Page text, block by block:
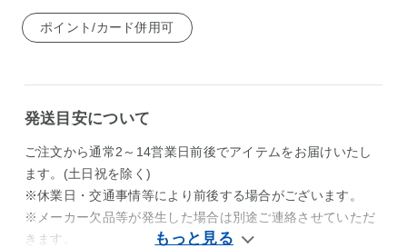
ポイント/カード併用可
発送目安について
ご注文から通常2～14営業日前後でアイテムをお届けいたし
ます。(土日祝を除く)
※休業日・交通事情等により前後する場合がございます。
※メーカー欠品等が発生した場合は別途ご連絡させていただ
きます。